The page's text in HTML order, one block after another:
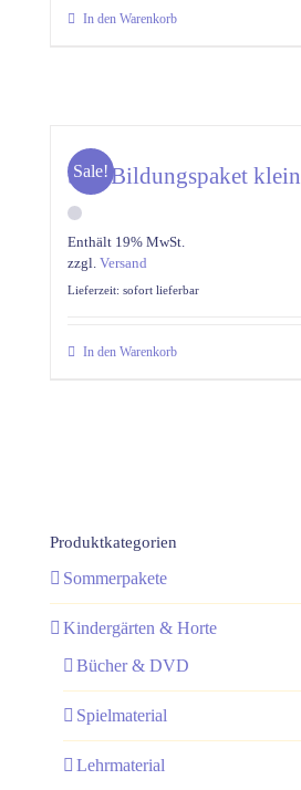
In den Warenkorb
Sale!
SfK Bildungspaket klein
Enthält 19% MwSt.
zzgl. Versand
Lieferzeit: sofort lieferbar
In den Warenkorb
Produktkategorien
Sommerpakete
Kindergärten & Horte
Bücher & DVD
Spielmaterial
Lehrmaterial